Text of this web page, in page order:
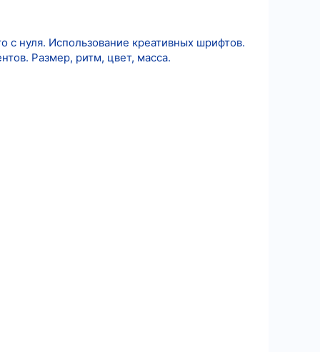
нуля. Использование креативных шрифтов.
Размер, ритм, цвет, масса.